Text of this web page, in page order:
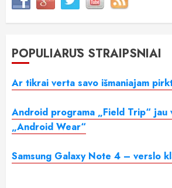
POPULIARŪS STRAIPSNIAI
Ar tikrai verta savo išmaniajam
Android programa „Field Trip“ jau
„Android Wear“
Samsung Galaxy Note 4 – verslo